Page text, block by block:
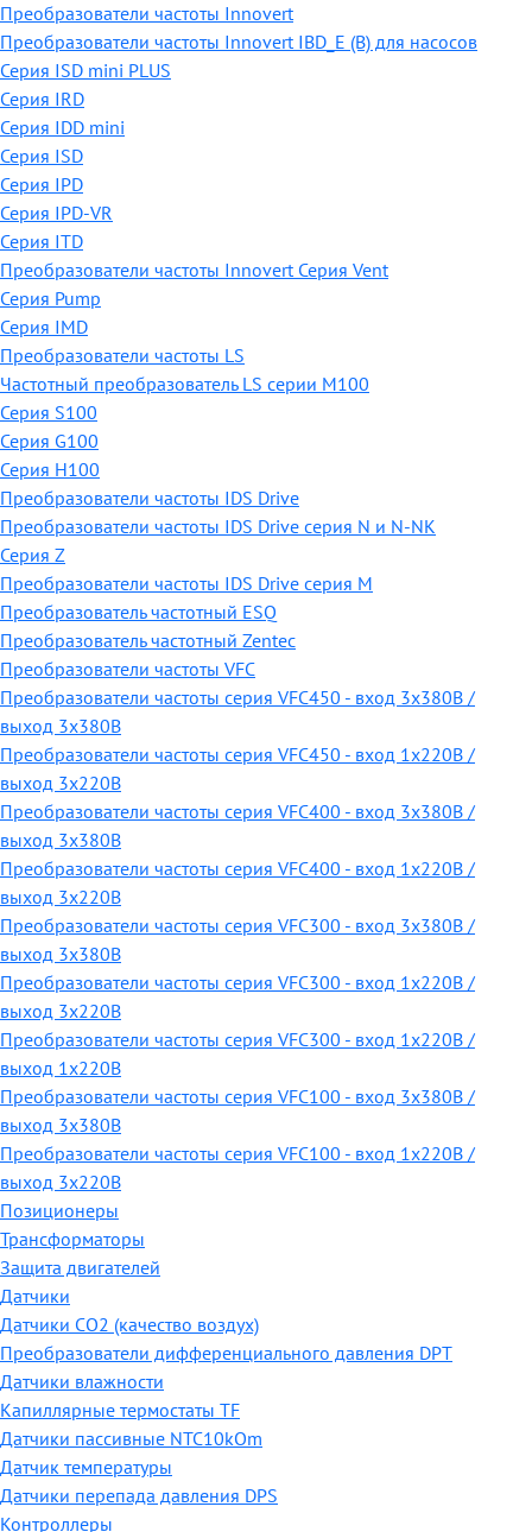
Преобразователи частоты Innovert
Преобразователи частоты Innovert IBD_E (B) для насосов
Серия ISD mini PLUS
Серия IRD
Серия IDD mini
Серия ISD
Серия IPD
Серия IPD-VR
Серия ITD
Преобразователи частоты Innovert Серия Vent
Серия Pump
Серия IMD
Преобразователи частоты LS
Частотный преобразователь LS серии M100
Серия S100
Серия G100
Серия H100
Преобразователи частоты IDS Drive
Преобразователи частоты IDS Drive серия N и N-NK
Серия Z
Преобразователи частоты IDS Drive серия М
Преобразователь частотный ESQ
Преобразователь частотный Zentec
Преобразователи частоты VFC
Преобразователи частоты серия VFC450 - вход 3х380В /
выход 3х380В
Преобразователи частоты серия VFC450 - вход 1х220В /
выход 3х220В
Преобразователи частоты серия VFC400 - вход 3х380В /
выход 3х380В
Преобразователи частоты серия VFC400 - вход 1х220В /
выход 3х220В
Преобразователи частоты серия VFC300 - вход 3х380В /
выход 3х380В
Преобразователи частоты серия VFC300 - вход 1х220В /
выход 3х220В
Преобразователи частоты серия VFC300 - вход 1х220В /
выход 1х220В
Преобразователи частоты серия VFC100 - вход 3х380В /
выход 3х380В
Преобразователи частоты серия VFC100 - вход 1х220В /
выход 3х220В
Позиционеры
Трансформаторы
Защита двигателей
Датчики
Датчики СО2 (качество воздух)
Преобразователи дифференциального давления DPT
Датчики влажности
Капиллярные термостаты TF
Датчики пассивные NTC10kOm
Датчик температуры
Датчики перепада давления DPS
Контроллеры